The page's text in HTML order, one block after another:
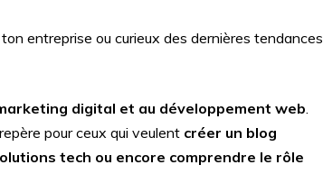
entreprise ou curieux des dernières tendances
digital et au développement web.
pour ceux qui veulent créer un blog
tech ou encore comprendre le rôle